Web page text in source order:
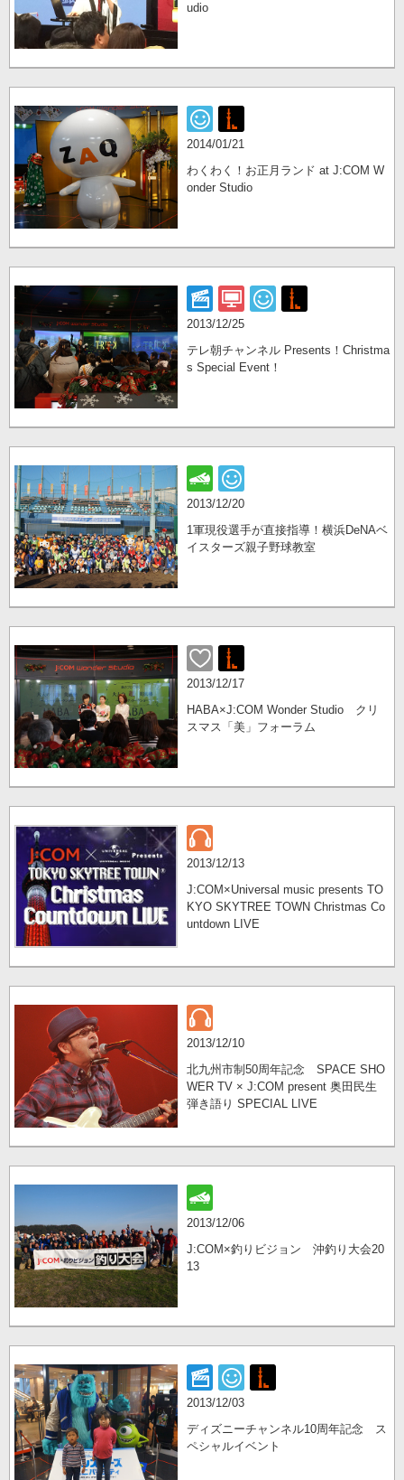
udio
2014/01/21
わくわく！お正月ランド at J:COM W
onder Studio
2013/12/25
テレ朝チャンネル Presents！Christma
s Special Event！
2013/12/20
1軍現役選手が直接指導！横浜DeNAベ
イスターズ親子野球教室
2013/12/17
HABA×J:COM Wonder Studio クリ
スマス「美」フォーラム
2013/12/13
J:COM×Universal music presents TO
KYO SKYTREE TOWN Christmas Co
untdown LIVE
2013/12/10
北九州市制50周年記念 SPACE SHO
WER TV × J:COM present 奥田民生
弾き語り SPECIAL LIVE
2013/12/06
J:COM×釣りビジョン 沖釣り大会20
13
2013/12/03
ディズニーチャンネル10周年記念 ス
ペシャルイベント